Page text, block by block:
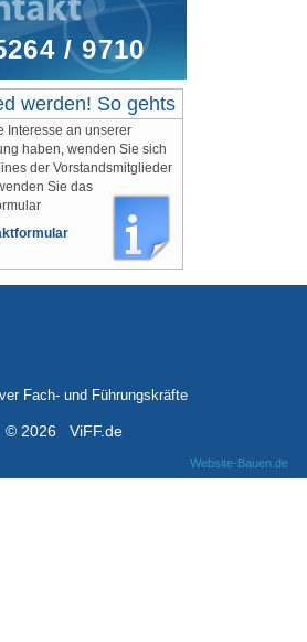
/ 9710
werden! So gehts
Interesse an unserer
haben, wenden Sie sich
der Vorstandsmitglieder
Sie das
Fach- und Führungskräfte
© 2026 ViFF.de
Website-Bauen.de